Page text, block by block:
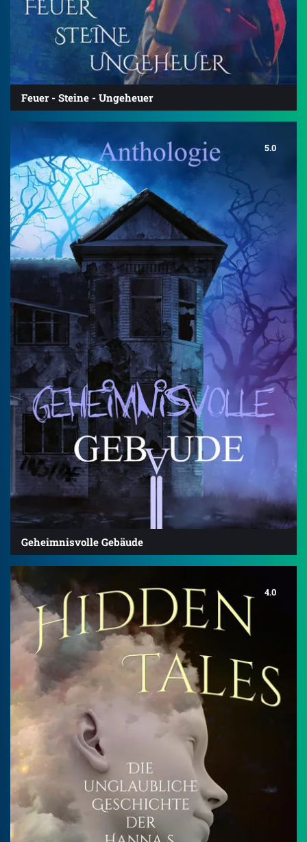
Feuer - Steine - Ungeheuer
5.0
Geheimnisvolle Gebäude
4.0